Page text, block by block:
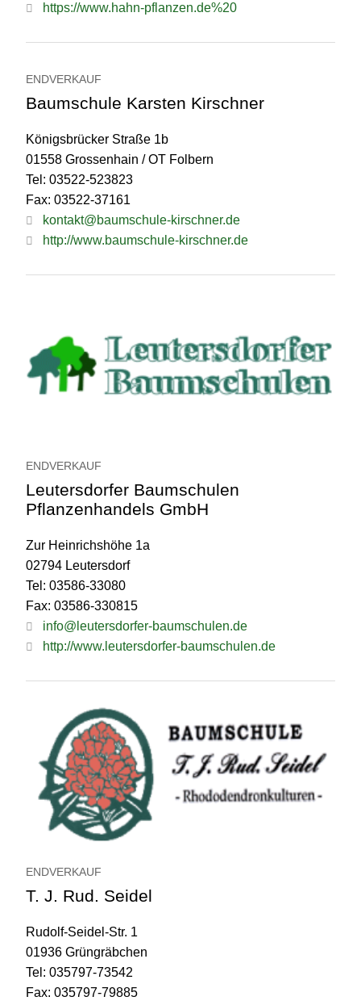
https://www.hahn-pflanzen.de%20
ENDVERKAUF
Baumschule Karsten Kirschner
Königsbrücker Straße 1b
01558 Grossenhain / OT Folbern
Tel: 03522-523823
Fax: 03522-37161
kontakt@baumschule-kirschner.de
http://www.baumschule-kirschner.de
ENDVERKAUF
Leutersdorfer Baumschulen
Pflanzenhandels GmbH
Zur Heinrichshöhe 1a
02794 Leutersdorf
Tel: 03586-33080
Fax: 03586-330815
info@leutersdorfer-baumschulen.de
http://www.leutersdorfer-baumschulen.de
ENDVERKAUF
T. J. Rud. Seidel
Rudolf-Seidel-Str. 1
01936 Grüngräbchen
Tel: 035797-73542
Fax: 035797-79885